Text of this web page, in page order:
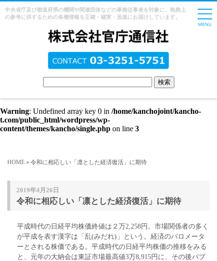
中央省庁及び都道府県の機関や関連団体などの事務従事者を対象に、執務上
の参考に供するための各種情報を正確・確実・迅速にお届けしています。
Warning: Undefined array key 0 in /home/kanchojoint/kancho-
t.com/public_html/wordpress/wp-
content/themes/kancho/single.php on line 3
HOME » 令和に相応しい「凛とした経済復活」に期待
2019年4月26日
令和に相応しい「凛とした経済復活」に期待
平成時代の日経平均株価終値は２万2,258円。市場関係者の多く
が平成を表す漢字は「乱(みだれ)」という。経済のバロメータ
ーとされる株価である。平成時代の日経平均株価の推移をみる
と、元年の大納会は東証市場最高値3万8,915円に、その後バブ